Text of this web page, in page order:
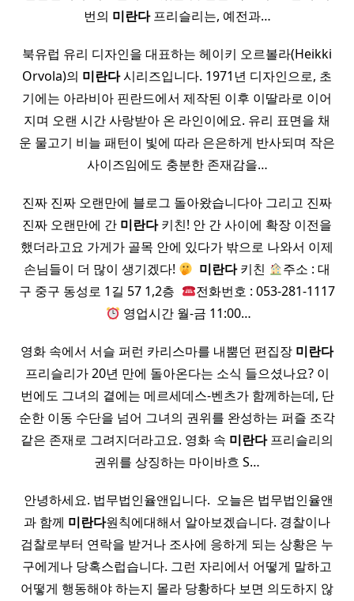
번의 미란다프리슬리는, 예전과…
북유럽 유리 디자인을 대표하는 헤이키 오르볼라(Heikki
Orvola)의 미란다시리즈입니다. 1971년 디자인으로, 초
기에는 아라비아 핀란드에서 제작된 이후 이딸라로 이어
지며 오랜 시간 사랑받아 온 라인이에요. 유리 표면을 채
운 물고기 비늘 패턴이 빛에 따라 은은하게 반사되며 작은
사이즈임에도 충분한 존재감을…
진짜 진짜 오랜만에 블로그 돌아왔습니다아 그리고 진짜
진짜 오랜만에 간 미란다키친! 안 간 사이에 확장 이전을
했더라고요 가게가 골목 안에 있다가 밖으로 나와서 이제
손님들이 더 많이 생기겠다!
미란다키친
주소 : 대
구 중구 동성로 1길 57 1,2층 ​
전화번호 : 053-281-1117
영업시간 월-금 11:00…
영화 속에서 서슬 퍼런 카리스마를 내뿜던 편집장 미란다
프리슬리가 20년 만에 돌아온다는 소식 들으셨나요? 이
번에도 그녀의 곁에는 메르세데스-벤츠가 함께하는데, 단
순한 이동 수단을 넘어 그녀의 권위를 완성하는 퍼즐 조각
같은 존재로 그려지더라고요. 영화 속 미란다프리슬리의
권위를 상징하는 마이바흐 S…
​ 안녕하세요. 법무법인율앤입니다. ​ 오늘은 법무법인율앤
과 함께 미란다원칙에대해서 알아보겠습니다. 경찰이나
검찰로부터 연락을 받거나 조사에 응하게 되는 상황은 누
구에게나 당혹스럽습니다. 그런 자리에서 어떻게 말하고
어떻게 행동해야 하는지 몰라 당황하다 보면 의도하지 않